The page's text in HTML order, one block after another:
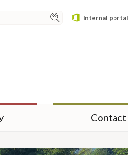
Internal portal
Contact